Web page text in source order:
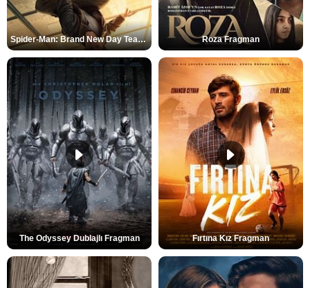
Spider-Man: Brand New Day Teaser Roza Fragman
The Odyssey Dublajlı Fragman Fırtına Kız Fragman